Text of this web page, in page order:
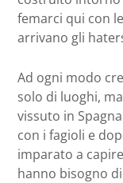
femarci qui con
arrivano gli
Ad ogni modo
solo di luoghi,
vissuto in
con i fagioli e
imparato a
hanno bisogno